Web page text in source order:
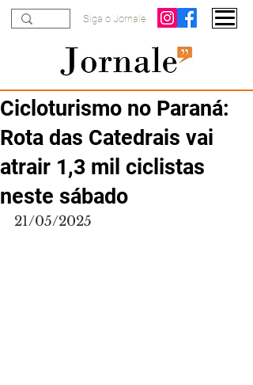
Siga o Jornale
Cicloturismo no Paraná:
Rota das Catedrais vai
atrair 1,3 mil ciclistas
neste sábado
21/05/2025